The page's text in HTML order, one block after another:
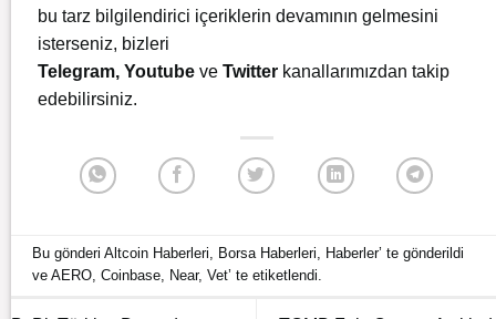
bu tarz bilgilendirici içeriklerin devamının gelmesini
isterseniz, bizleri
Telegram, Youtube ve Twitter kanallarımızdan takip
edebilirsiniz.
Bu gönderiAltcoin Haberleri, Borsa Haberleri, Haberler’ te gönderildi
veAERO,Coinbase, Near,Vet’ te etiketlendi.